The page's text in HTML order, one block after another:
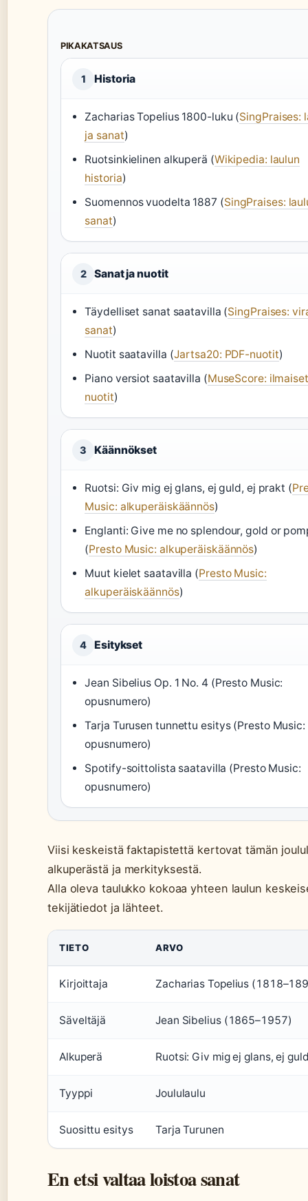
PIKAKATSAUS
1 Historia
Zacharias Topelius 1800-luku (SingPraises:
ja sanat)
Ruotsinkielinen alkuperä (Wikipedia: laulun
historia)
Suomennos vuodelta 1887 (SingPraises:
sanat)
2 Sanat ja nuotit
Täydelliset sanat saatavilla (SingPraises:
sanat)
Nuotit saatavilla (Jartsa20: PDF-nuotit)
Piano versiot saatavilla (MuseScore: ilmaiset
nuotit)
3 Käännökset
Ruotsi: Giv mig ej glans, ej guld, ej prakt (
Music: alkuperäiskäännös)
Englanti: Give me no splendour, gold or
(Presto Music: alkuperäiskäännös)
Muut kielet saatavilla (Presto Music:
alkuperäiskäännös)
4 Esitykset
Jean Sibelius Op. 1 No. 4 (Presto Music:
opusnumero)
Tarja Turusen tunnettu esitys (Presto Music:
opusnumero)
Spotify-soittolista saatavilla (Presto Music:
opusnumero)
Viisi keskeistä faktapistettä kertovat tämän
alkuperästä ja merkityksestä.
Alla oleva taulukko kokoaa yhteen laulun
tekijätiedot ja lähteet.
TIETO ARVO
Kirjoittaja Zacharias Topelius
Säveltäjä Jean Sibelius (1865–1957)
Alkuperä Ruotsi: Giv mig ej glans, ej
Tyyppi Joululaulu
Suosittu esitys Tarja Turunen
En etsi valtaa loistoa sanat